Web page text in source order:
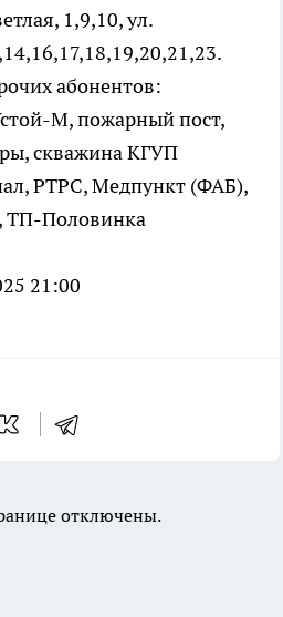
1,9,10, ул.
абонентов:
М, пожарный пост,
скважина КГУП
РТРС, Медпункт (ФАБ),
ТП-Половинка
21:00
отключены.